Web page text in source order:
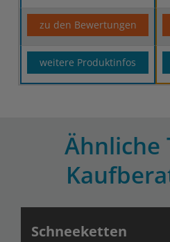
zu den Bewertungen
weitere Produktinfos
Ähnliche
Schneeketten